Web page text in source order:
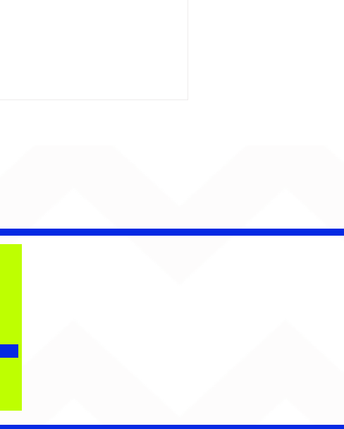
Big Band OTHOÁ estreia